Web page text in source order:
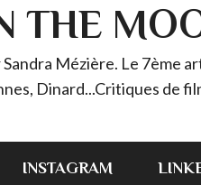
THE
Sandra Mézière. Le 7ème
Dinard...Critiques de
INSTAGRAM